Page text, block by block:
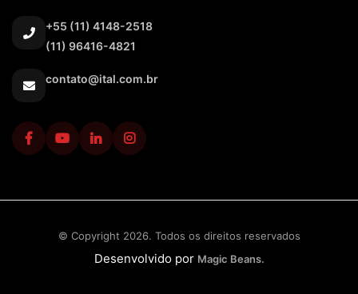
+55 (11) 4148-2518
(11) 96416-4821
contato@ital.com.br
© Copyright 2026. Todos os direitos reservados
Desenvolvido por Magic Beans.